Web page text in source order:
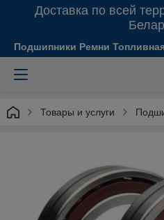
Доставка по всей
Подшипники Ремни
Товары и услуги